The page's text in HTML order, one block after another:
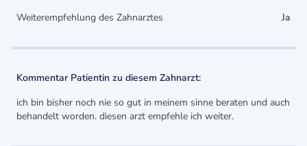
Weiterempfehlung des Zahnarztes
Ja
Kommentar Patientin zu diesem Zahnarzt:
ich bin bisher noch nie so gut in meinem sinne beraten und auch
behandelt worden. diesen arzt empfehle ich weiter.